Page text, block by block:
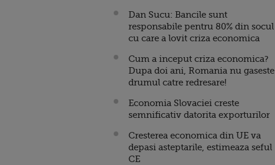
Dan Sucu: Bancile sunt
responsabile pentru 80% din socul
cu care a lovit criza economica
Cum a inceput criza economica?
Dupa doi ani, Romania nu gaseste
drumul catre redresare!
Economia Slovaciei creste
semnificativ datorita exporturilor
Cresterea economica din UE va
depasi asteptarile, estimeaza seful
CE